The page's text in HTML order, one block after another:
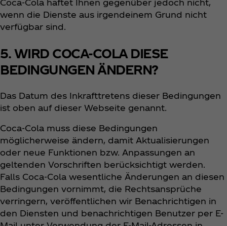
Coca‑Cola haftet Ihnen gegenüber jedoch nicht,
wenn die Dienste aus irgendeinem Grund nicht
verfügbar sind.
5. WIRD COCA-COLA DIESE
BEDINGUNGEN ÄNDERN?
Das Datum des Inkrafttretens dieser Bedingungen
ist oben auf dieser Webseite genannt.
Coca‑Cola muss diese Bedingungen
möglicherweise ändern, damit Aktualisierungen
oder neue Funktionen bzw. Anpassungen an
geltenden Vorschriften berücksichtigt werden.
Falls Coca‑Cola wesentliche Änderungen an diesen
Bedingungen vornimmt, die Rechtsansprüche
verringern, veröffentlichen wir Benachrichtigen in
den Diensten und benachrichtigen Benutzer per E-